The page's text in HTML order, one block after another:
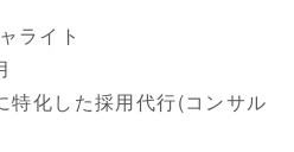
ライト
化した採用代行(コンサル